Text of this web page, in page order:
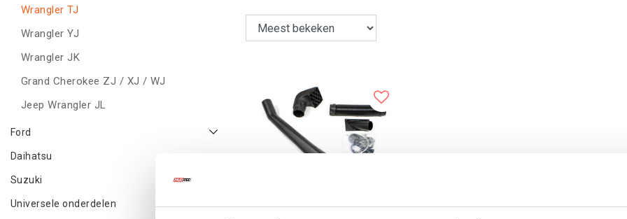
Wrangler TJ
Wrangler YJ
Wrangler JK
Grand Cherokee ZJ / XJ / WJ
Jeep Wrangler JL
Ford
Daihatsu
Suzuki
Universele onderdelen